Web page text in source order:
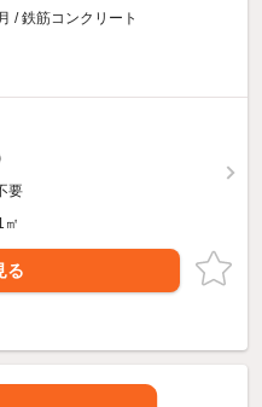
/ 鉄筋コンクリート
要
㎡
る